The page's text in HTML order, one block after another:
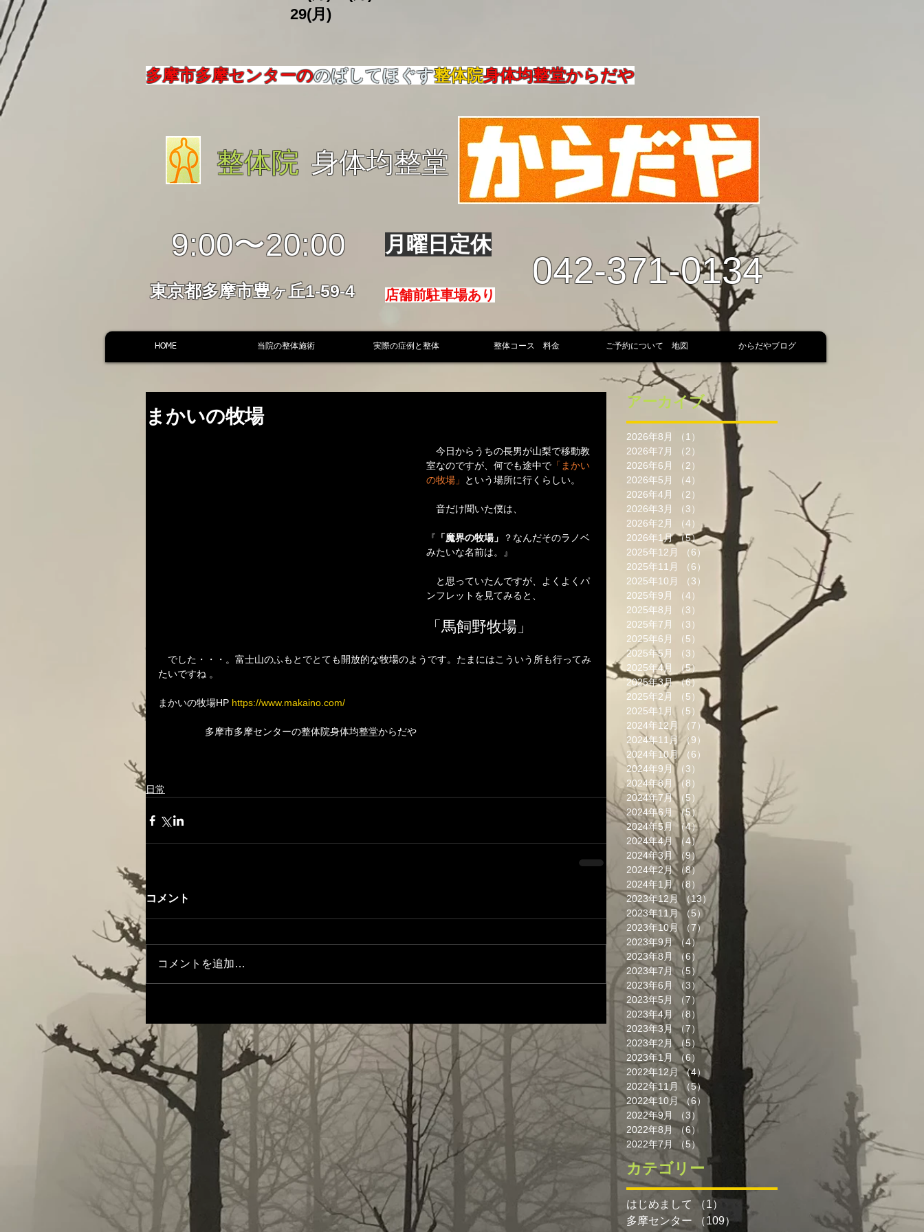
​ 29(月)
多摩市多摩センターののばしてほぐす整体院身体均整堂からだや
整体院 身体均整堂
9:00〜20:00
東京都多摩市豊ヶ丘1-59-4
月曜日定休
店舗前駐車場あり
042-371-0134
HOME 当院の整体施術 実際の症例と整体 整体コース 料金 ご予約について 地図 からだやブログ
まかいの牧場
今日からうちの長男が山梨で移動教
室なのですが、何でも途中で 「まかい
の牧場」
という場所に行くらしい。
音だけ聞いた僕は、
『 「魔界の牧場」
？なんだそのラノベ
みたいな名前は。』
と思っていたんですが、よくよくパ
ンフレットを見てみると、
「馬飼野牧場」
でした・・・。富士山のふもとでとても開放的な牧場のようです。たまにはこういう所も行ってみ
たいですね 。
まかいの牧場HP https://www.makaino.com/
                 多摩市多摩センターの整体院身体均整堂からだや
日常
コメント
コメントを追加…
アーカイブ
2026年8月 （1）
1件の記事
2026年7月
（2）
2件の記事
2026年6月
（2）
2件の記事
2026年5月
（4）
2026年4月
（2）
2件の記事
2026年3月
（3）
3件の記事
2026年2月
（4）
4件の記事
2026年1月 （5）5件の記事
2025年12月
（6）
6件の記事
2025年11月
（6）
6件の記事
2025年10月
（3）
2025年9月
（4）
2025年8月
（3）
3件の記事
2025年7月
（3）
2025年6月
（5）
5件の記事
2025年5月
（3）
3件の記事
2025年4月
（5）
5件の記事
2025年3月 （6）6件の記事
2025年2月
（5） 5件の記事
2025年1月
（5）5件の記事
2024年12月
（7）7件の記事
2024年11月 （9）
9件の記事
2024年10月 （6）
6件の記事
2024年9月 （3）
3件の記事
2024年8月 （8）
8件の記事
2024年7月 （5）5件の記事
2024年6月
（5）
5件の記事
2024年5月 （4）4件の記事
2024年4月 （4）
4件の記事
2024年3月 （9）9件の記事
2024年2月 （8）
8件の記事
2024年1月 （8）
8件の記事
2023年12月
（13） 13件の記事
2023年11月
（5）5件の記事
2023年10月
（7）
7件の記事
2023年9月 （4）4件の記事
2023年8月
（6） 6件の記事
2023年7月 （5） 5件の記事
2023年6月
（3） 3件の記事
2023年5月
（7）
2023年4月
（8）
8件の記事
2023年3月 （7）
7件の記事
2023年2月 （5）5件の記事
2023年1月
（6）
6件の記事
2022年12月 （4）4件の記事
2022年11月
（5）
5件の記事
2022年10月 （6）
6件の記事
2022年9月
（3）
3件の記事
2022年8月 （6）
2022年7月
（5）
カテゴリー
はじめまして （1）
1件の記事
多摩センター
（109）109件の記事